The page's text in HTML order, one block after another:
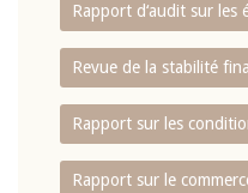
Rapport d‘audit sur les
Revue de la stabilité
Rapport sur les
Rapport sur le